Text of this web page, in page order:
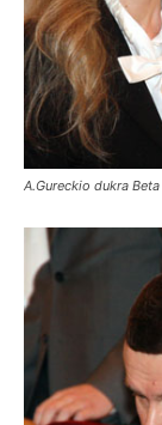
A.Gureckio dukra